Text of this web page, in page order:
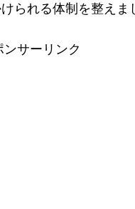
られる体制を整えま
ンサーリンク